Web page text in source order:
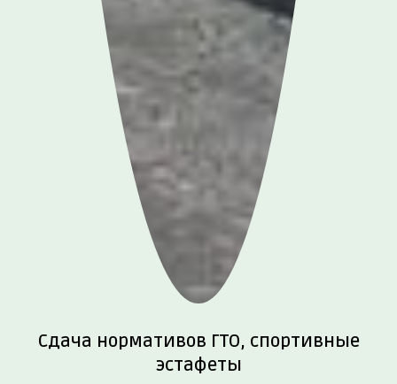
Сдача нормативов ГТО, спортивные
эстафеты